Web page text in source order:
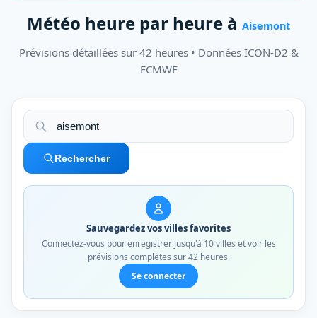
Météo heure par heure à Aisemont
Prévisions détaillées sur 42 heures • Données ICON-D2 &
ECMWF
Rechercher
Sauvegardez vos villes favorites
Connectez-vous pour enregistrer jusqu'à 10 villes et voir les
prévisions complètes sur 42 heures.
Se connecter